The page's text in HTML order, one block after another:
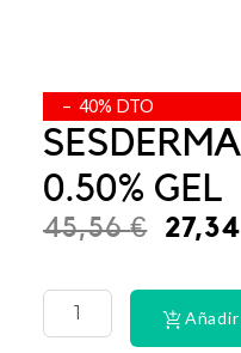
– 40% DTO
0.50% GEL
45,56€
El
era:
27,34
ULTRA
HEAT
PLUS